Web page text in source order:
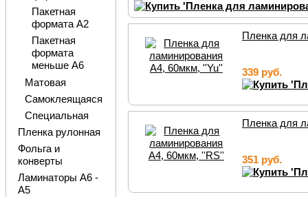
Пленка для
339 руб.
Пленка для
351 руб.
Пакетная
формата А2
Пакетная
формата
меньше А6
Матовая
Самоклеящаяся
Специальная
Пленка рулонная
Фольга и
конверты
Ламинаторы А6 -
А5